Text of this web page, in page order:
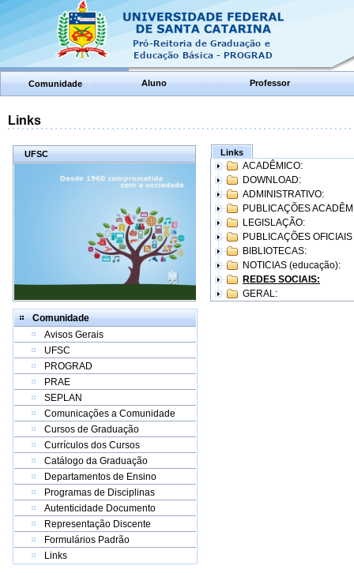
Comunidade Aluno Professor
Links
UFSC
Comunidade
Avisos Gerais
UFSC
PROGRAD
PRAE
SEPLAN
Comunicações a Comunidade
Cursos de Graduação
Currículos dos Cursos
Catálogo da Graduação
Departamentos de Ensino
Programas de Disciplinas
Autenticidade Documento
Representação Discente
Formulários Padrão
Links
Links
ACADÊMICO:
DOWNLOAD:
ADMINISTRATIVO:
PUBLICAÇÕES
LEGISLAÇÃO:
PUBLICAÇÕES
BIBLIOTECAS:
NOTICIAS (educação):
REDES SOCIAIS:
GERAL: